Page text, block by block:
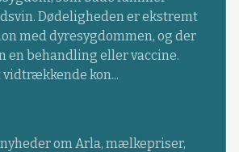
Dødeligheden er ekstremt
med dyresygdommen, og der
en behandling eller vaccine.
kon...
nyheder om Arla, mælkepriser,